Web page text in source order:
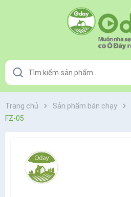
Trang chủ Sản phẩm bán chạy
FZ-05